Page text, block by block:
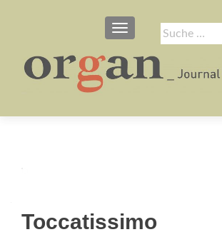
Suche
nach:
SCHALTE NAVIGATION
Toccatissimo